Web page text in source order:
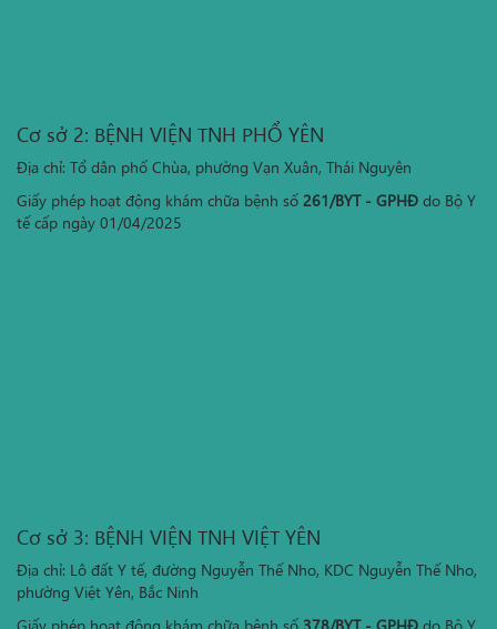
Cơ sở 2: BỆNH VIỆN TNH PHỔ YÊN
Địa chỉ: Tổ dân phố Chùa, phường Vạn Xuân, Thái Nguyên
Giấy phép hoạt động khám chữa bệnh số 261/BYT - GPHĐ do Bộ Y
tế cấp ngày 01/04/2025
Cơ sở 3: BỆNH VIỆN TNH VIỆT YÊN
Địa chỉ: Lô đất Y tế, đường Nguyễn Thế Nho, KDC Nguyễn Thế Nho,
phường Việt Yên, Bắc Ninh
Giấy phép hoạt động khám chữa bệnh số 378/BYT - GPHĐ do Bộ Y